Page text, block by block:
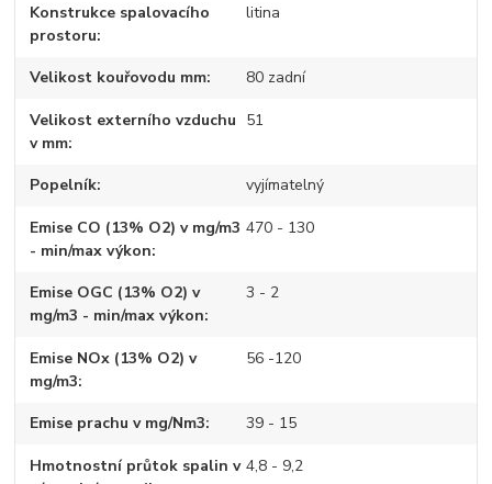
Konstrukce spalovacího
prostoru
litina
Velikost kouřovodu mm 80 zadní
Velikost externího vzduchu
v mm
51
Popelník vyjímatelný
Emise CO (13% O2) v mg/m3
- min/max výkon
470 - 130
Emise OGC (13% O2) v
mg/m3 - min/max výkon
3 - 2
Emise NOx (13% O2) v
mg/m3
56 -120
Emise prachu v mg/Nm3 39 - 15
Hmotnostní průtok spalin v 4,8 - 9,2